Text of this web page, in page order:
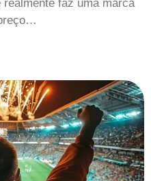
faz uma marca